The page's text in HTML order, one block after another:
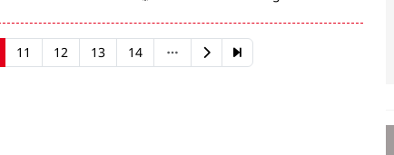
11 12 13 14